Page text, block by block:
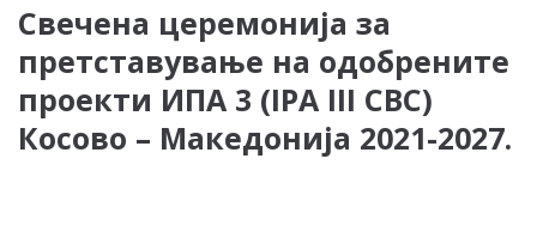
Свечена церемонија за
претставување на одобрените
проекти ИПА 3 (IPA III CBC)
Косово – Македонија 2021-2027.